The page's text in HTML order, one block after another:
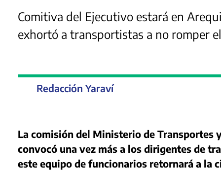
Comitiva del Ejecutivo estará en
exhortó a transportistas a no romper
Redacción Yaraví
La comisión del Ministerio de Transportes
convocó una vez más a los dirigentes de
este equipo de funcionarios retornará a la